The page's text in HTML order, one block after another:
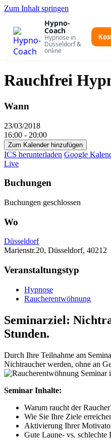
Zum Inhalt springen
Hypno-
Coach
Hypnose in
Düsseldorf &
online
Rauchfrei
Wann
23/03/2018
16:00 - 20:00
Zum Kalender hinzufügen
ICS herunterladen Google
Live
Buchungen
Buchungen geschlossen
Wo
Düsseldorf
Marienstr.20, Düsseldorf, 40212
Veranstaltungstyp
Hypnose
Raucherentwöhnung
Seminarziel:
Stunden.
Durch Ihre Teilnahme am
Nichtraucher werden, ohne an
Seminar Inhalte:
Warum raucht der
Wie Sie Ihre Ziele
Aktivierung Ihrer
Gute Laune- vs.